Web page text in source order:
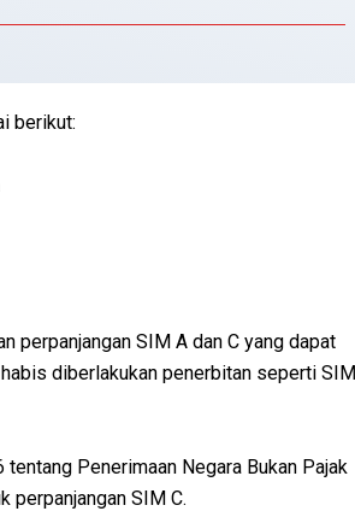
berikut:
perpanjangan SIM A dan C yang dapat
diberlakukan penerbitan seperti SIM
Penerimaan Negara Bukan Pajak
perpanjangan SIM C.